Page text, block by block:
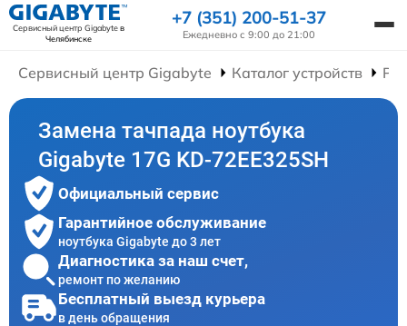
Сервисный центр Gigabyteв
Челябинске
+7 (351) 200-51-37
Ежедневно с 9:00 до 21:00
Сервисный центр Gigabyte Каталог устройств
Замена тачпада ноутбука
Gigabyte 17G KD-72EE325SH
Официальный сервис
Гарантийное обслуживание
ноутбука Gigabyte до 3 лет
Диагностика за наш счет,
ремонт по желанию
Бесплатный выезд курьера
в день обращения